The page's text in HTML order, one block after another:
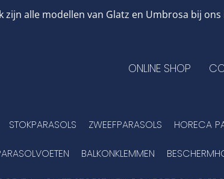
alle modellen van Glatz en Umbrosa bij
ONLINE SHOP
STOKPARASOLS ZWEEFPARASOLS HORECA
BALKONKLEMMEN